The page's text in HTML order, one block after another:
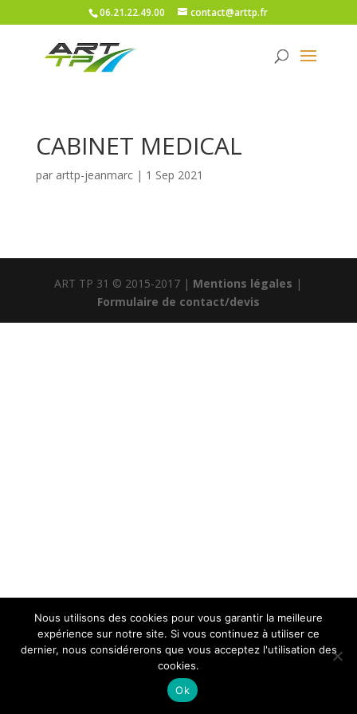
06.21.22.49.00 contact@arttp.fr
CABINET MEDICAL
par arttp-jeanmarc| 1 Sep 2021
ART TP 31 © 2015-2017 | Mentions légales |
Formulaire de contact/devis
Nous utilisons des cookies pour vous garantir la meilleure
expérience sur notre site. Si vous continuez à utiliser ce
dernier, nous considérerons que vous acceptez l'utilisation des
cookies.
Ok